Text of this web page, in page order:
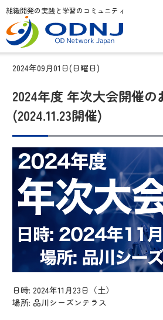
組織開発の実践と学習のコミュニティ
2024年09月01日(日曜日)
2024年度 年次大会開催の
(2024.11.23開催)
日時: 2024年11月23日（土）
場所: 品川シーズンテラス